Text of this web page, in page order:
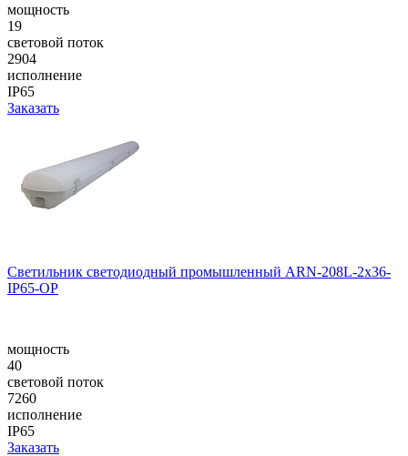
мощность
19
световой поток
2904
исполнение
IP65
Заказать
Светильник светодиодный промышленный ARN-208L-2x36-
IP65-OP
мощность
40
световой поток
7260
исполнение
IP65
Заказать